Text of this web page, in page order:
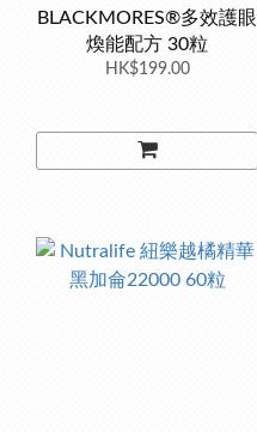
BLACKMORES®多效護眼
煥能配方 30粒
HK$199.00